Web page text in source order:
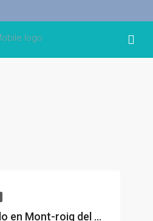
Chalet pareado en Mont-roig del Camp